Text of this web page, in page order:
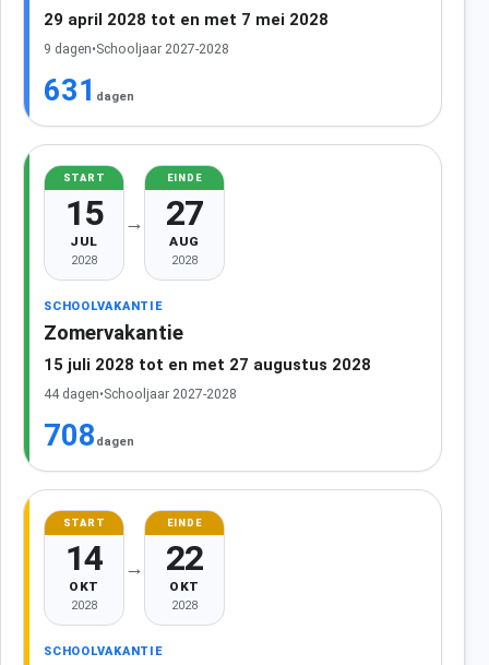
29 april 2028 tot en met 7 mei 2028
9 dagen•Schooljaar 2027-2028
631 dagen
START
15
JUL
2028
→
EINDE
27
AUG
2028
SCHOOLVAKANTIE
Zomervakantie
15 juli 2028 tot en met 27 augustus 2028
44 dagen•Schooljaar 2027-2028
708 dagen
START
14
OKT
2028
→
EINDE
22
OKT
2028
SCHOOLVAKANTIE